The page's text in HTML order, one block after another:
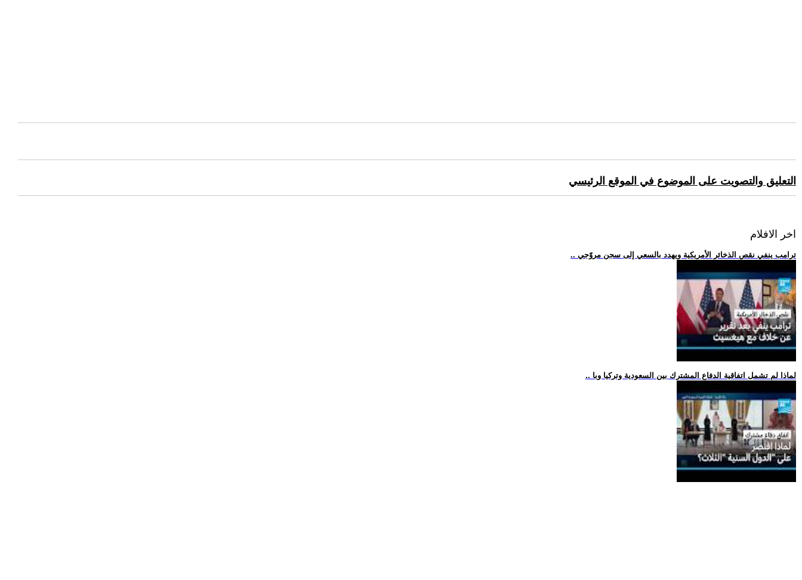
التعليق والتصويت على الموضوع في الموقع الرئيسي
اخر الافلام
.. ترامب ينفي نقص الذخائر الأمريكية ويهدد بالسعي إلى سجن مروّجي
.. لماذا لم تشمل اتفاقية الدفاع المشترك بين السعودية وتركيا وبا